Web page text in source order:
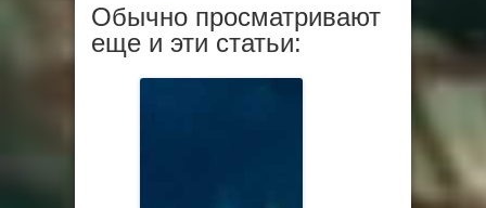
Обычно просматривают
еще и эти статьи: